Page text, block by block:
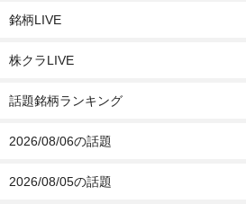
銘柄LIVE
株クラLIVE
話題銘柄ランキング
2026/08/06の話題
2026/08/05の話題